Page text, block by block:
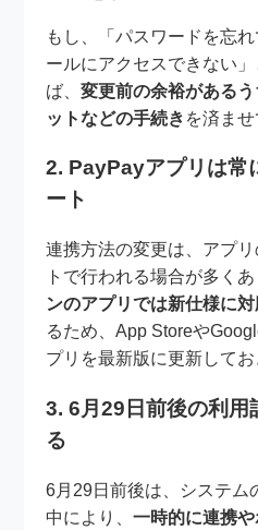
もし、「パスワードを忘
ールにアクセスできない
ば、変更前の余裕がある
ットなどの手続き を済ませ
2. PayPayアプリは常
ート
連携方法の変更は、アプ
トで行われる場合が多く
ンのアプリでは新仕様に
るため、App Storeや
プリを最新版に更新してお
3. 6月29日前後の利用
る
6月29日前後は、システム
中により、一時的に連携